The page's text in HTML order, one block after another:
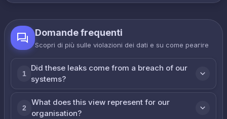
Domande frequenti
Scopri di più sulle violazioni dei dati e su come реагire
1
Did these leaks come from a breach of our
systems?
2
What does this view represent for our
organisation?